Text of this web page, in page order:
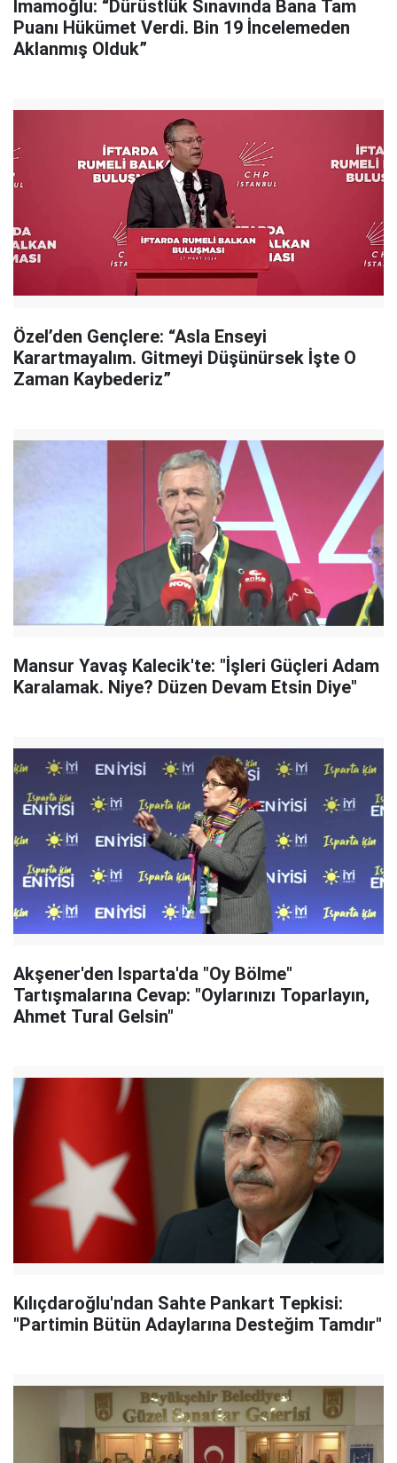
İmamoğlu: “Dürüstlük Sınavında Bana Tam
Puanı Hükümet Verdi. Bin 19 İncelemeden
Aklanmış Olduk”
Özel’den Gençlere: “Asla Enseyi
Karartmayalım. Gitmeyi Düşünürsek İşte O
Zaman Kaybederiz”
Mansur Yavaş Kalecik'te: "İşleri Güçleri Adam
Karalamak. Niye? Düzen Devam Etsin Diye"
Akşener'den Isparta'da "Oy Bölme"
Tartışmalarına Cevap: "Oylarınızı Toparlayın,
Ahmet Tural Gelsin"
Kılıçdaroğlu'ndan Sahte Pankart Tepkisi:
"Partimin Bütün Adaylarına Desteğim Tamdır"